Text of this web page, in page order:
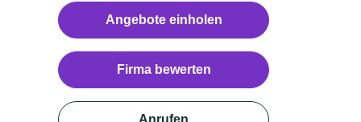
Angebote einholen
Firma bewerten
Anrufen